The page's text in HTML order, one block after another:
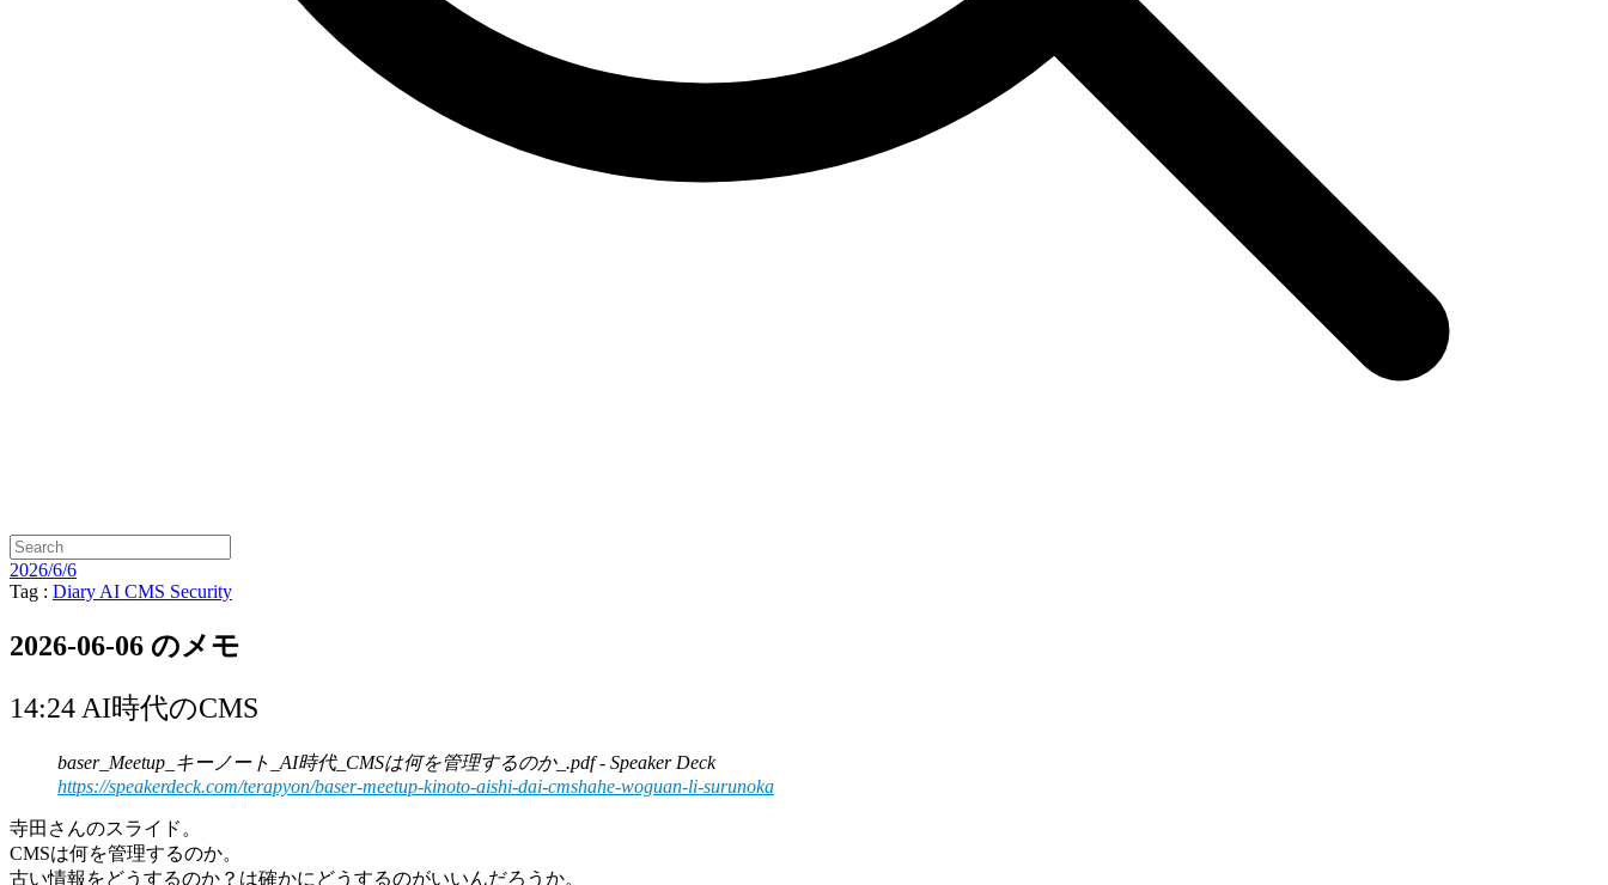
2026/6/6
Tag : Diary AI CMS Security
2026-06-06 のメモ
14:24 AI時代のCMS
baser_Meetup_キーノート_AI時代_CMSは何を管理するのか_.pdf - Speaker Deck
https://speakerdeck.com/terapyon/baser-meetup-kinoto-aishi-dai-cmshahe-woguan-li-surunoka
寺田さんのスライド。
CMSは何を管理するのか。
古い情報をどうするのか？は確かにどうするのがいいんだろうか。